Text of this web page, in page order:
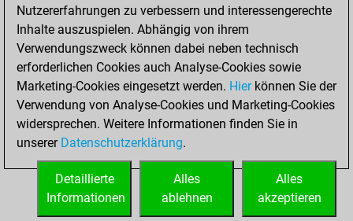
Bauer setzt Matt
0
Erstickte Matts
Unterverwandlungen
Türme auf der siebten
0
STARTSEITE
Nutzererfahrungen zu verbessern und interessengerechte
Inhalte auszuspielen. Abhängig von ihrem
Verwendungszweck können dabei neben technisch
erforderlichen Cookies auch Analyse-Cookies sowie
Marketing-Cookies eingesetzt werden. Hierkönnen Sie der
Verwendung von Analyse-Cookies und Marketing-Cookies
widersprechen. Weitere Informationen finden Sie in
unserer Datenschutzerklärung.
Alles
akzeptieren
Alles
ablehnen
Detaillierte
Informationen